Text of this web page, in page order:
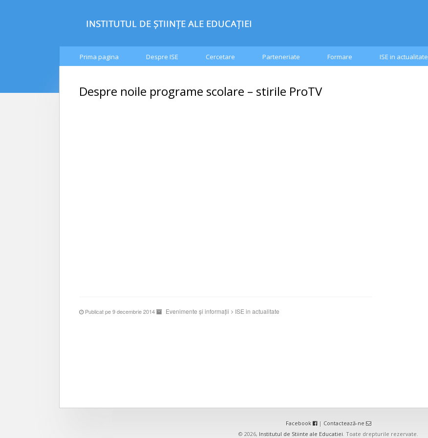
Prima pagina Despre ISE Cercetare Parteneriate Formare ISE in actualitate
Despre noile programe scolare – stirile ProTV
Publicat pe 9 decembrie 2014 Evenimente și informații ISE in actualitate
Facebook | Contactează-ne
© 2026, Institutul de Stiinte ale Educatiei. Toate drepturile rezervate.